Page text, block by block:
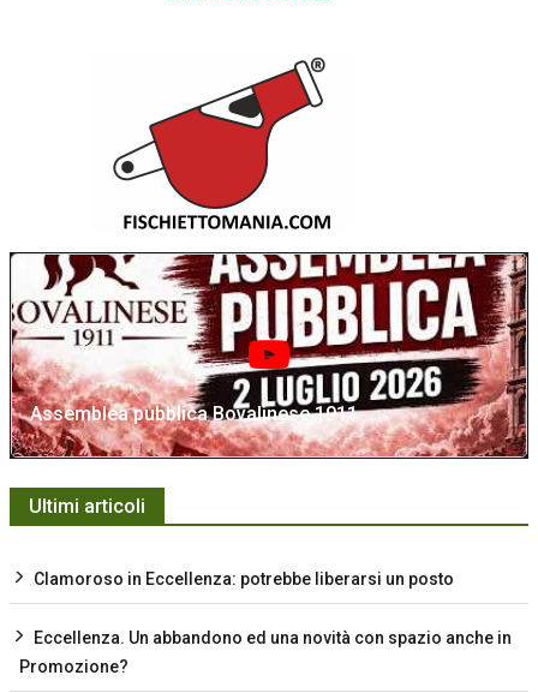
Assemblea pubblica Bovalinese 1911
Ultimi articoli
Clamoroso in Eccellenza: potrebbe liberarsi un posto
Eccellenza. Un abbandono ed una novità con spazio anche in
Promozione?